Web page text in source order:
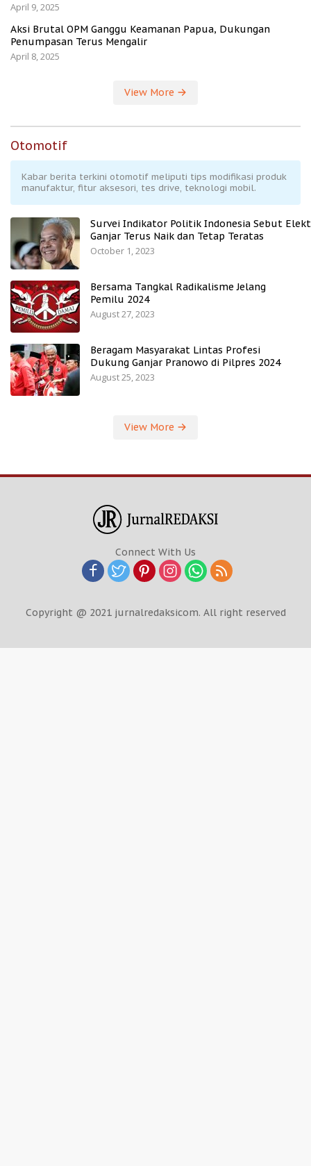
April 9, 2025
Aksi Brutal OPM Ganggu Keamanan Papua, Dukungan
Penumpasan Terus Mengalir
April 8, 2025
View More
Otomotif
Kabar berita terkini otomotif meliputi tips modifikasi produk
manufaktur, fitur aksesori, tes drive, teknologi mobil.
Survei Indikator Politik Indonesia Sebut
Ganjar Terus Naik dan Tetap Teratas
October 1, 2023
Bersama Tangkal Radikalisme Jelang
Pemilu 2024
August 27, 2023
Beragam Masyarakat Lintas Profesi
Dukung Ganjar Pranowo di Pilpres 2024
August 25, 2023
View More
Connect With Us
Copyright @ 2021 jurnalredaksicom. All right reserved